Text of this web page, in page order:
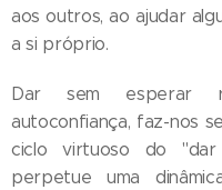
aos outros, ao ajudar
a si próprio.
Dar sem esperar
autoconfiança, faz-nos
ciclo virtuoso do
perpetue uma